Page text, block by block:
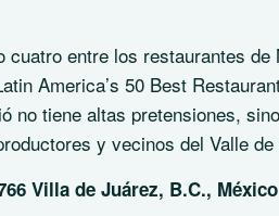
cuatro entre los restaurantes
America’s 50 Best
no tiene altas pretensiones,
y vecinos del Valle de
Villa de Juárez, B.C., México